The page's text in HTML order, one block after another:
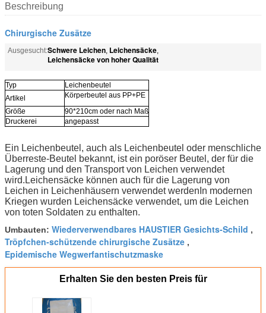
Beschreibung
Chirurgische Zusätze
Ausgesucht:Schwere Leichen, Leichensäcke,
Leichensäcke von hoher Qualität
Typ
Leichenbeutel
Artikel
Körperbeutel aus PP+PE
Größe
90*210cm oder nach Maß
Druckerei
angepasst
Ein Leichenbeutel, auch als Leichenbeutel oder menschliche
Überreste-Beutel bekannt, ist ein poröser Beutel, der für die
Lagerung und den Transport von Leichen verwendet
wird.Leichensäcke können auch für die Lagerung von
Leichen in Leichenhäusern verwendet werdenIn modernen
Kriegen wurden Leichensäcke verwendet, um die Leichen
von toten Soldaten zu enthalten.
Umbauten: Wiederverwendbares HAUSTIER Gesichts-Schild ,
Tröpfchen-schützende chirurgische Zusätze ,
Epidemische Wegwerfantischutzmaske
Erhalten Sie den besten Preis für